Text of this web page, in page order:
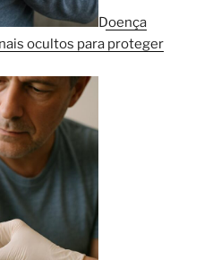
Doença
ocultos para proteger